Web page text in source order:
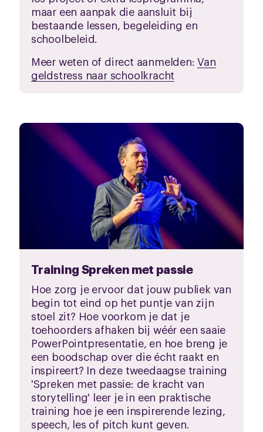
maar een aanpak die aansluit bij
bestaande lessen, begeleiding en
schoolbeleid.
Meer weten of direct aanmelden:Van
geldstress naar schoolkracht
Training Spreken met passie
Hoe zorg je ervoor dat jouw publiek van
begin tot eind op het puntje van zijn
stoel zit? Hoe voorkom je dat je
toehoorders afhaken bij wéér een saaie
PowerPointpresentatie, en hoe breng je
een boodschap over die écht raakt en
inspireert? In deze tweedaagse training
'Spreken met passie: de kracht van
storytelling' leer je in een praktische
training hoe je een inspirerende lezing,
speech, les of pitch kunt geven.